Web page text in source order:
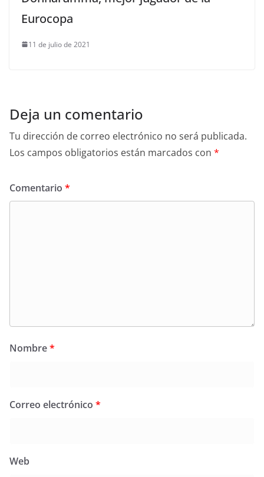
Eurocopa
11 de julio de 2021
Deja un comentario
Tu dirección de correo electrónico no será publicada.
Los campos obligatorios están marcados con *
Comentario *
Nombre*
Correo electrónico *
Web